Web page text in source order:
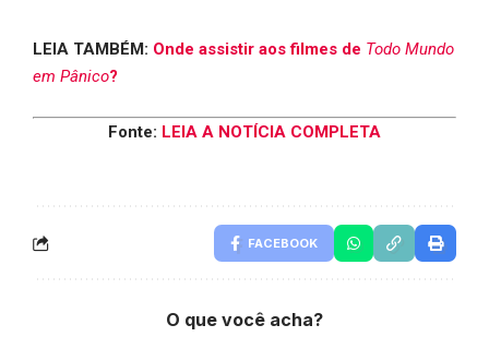
LEIA TAMBÉM: Onde assistir aos filmes de Todo Mundo
em Pânico?
Fonte: LEIA A NOTÍCIA COMPLETA
FACEBOOK
O que você acha?